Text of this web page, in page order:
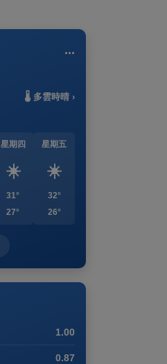
...
🌡️ 多雲時晴 ›
星期四
☀️
31°
27°
星期五
☀️
32°
26°
1.00
0.87